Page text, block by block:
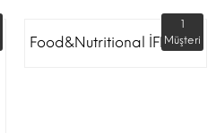
Food&Nutritional İFM
1
Müşteri